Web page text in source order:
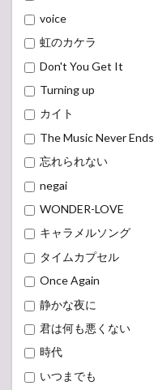
voice
虹のカケラ
Don't You Get It
Turning up
カイト
The Music Never Ends
忘れられない
negai
WONDER-LOVE
キャラメルソング
タイムカプセル
Once Again
静かな夜に
君は何も悪くない
時代
いつまでも